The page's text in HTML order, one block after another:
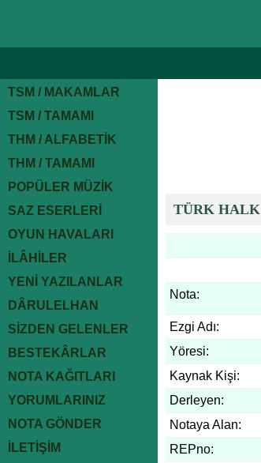
TSM / MAKAMLAR
TSM / TAMAMI
THM / ALFABETİK
THM / TAMAMI
POPÜLER MÜZİK
SAZ ESERLERİ
OYUN HAVALARI
İLÂHİLER
YENİ YAZILANLAR
DÂRULELHAN
SİZDEN GELENLER
BESTEKÂRLAR
NOTA KAĞITLARI
YORUMLARINIZ
NOTA GÖNDER
İLETİŞİM
TÜRK
Nota:
Ezgi Adı:
Yöresi:
Kaynak Kişi:
Derleyen:
Notaya Alan:
REPno: